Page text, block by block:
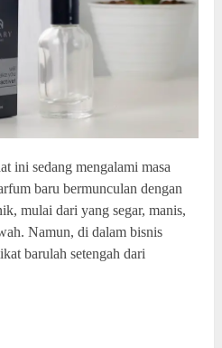
ini sedang mengalami masa
baru bermunculan dengan
mulai dari yang segar, manis,
Namun, di dalam bisnis
barulah setengah dari